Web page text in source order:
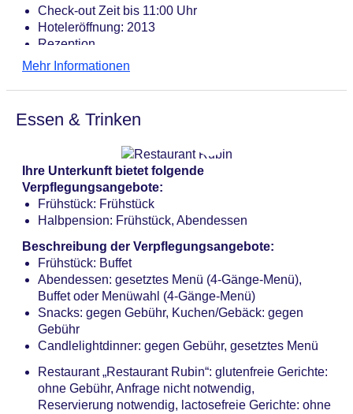
Check-out Zeit bis 11:00 Uhr
Hoteleröffnung: 2013
Rezeption
Lift
Internet: WLAN/WiFi, im gesamten Hotel (Anlage):
ohne Gebühr
Internetterminal: ohne Gebühr
Zahlungsarten: TUI Card / VISA, MasterCard,
American Express, EC Karte/Maestro
Haustiere nicht erlaubt
Parkmöglichkeiten: Parkplatz (nach Verfügbarkeit),
unbewacht: pro Tag ca. 8.00 EUR, Garage: pro
Nacht ca. 10 EUR
Tagungseinrichtungen: Konferenzräume: 3,
klimatisierte Tagungsräume, Tageslicht,
Tagungsequipment: gegen Gebühr, Coffee Breaks:
gegen Gebühr
Gebäudeanzahl: 1, Etagen: 4, Zimmer: 84
Landeskategorie: 4,5 Sterne
Mehr Informationen
Essen & Trinken
Ihre Unterkunft bietet folgende
Verpflegungsangebote:
Frühstück: Frühstück
Halbpension: Frühstück, Abendessen
Beschreibung der Verpflegungsangebote:
Frühstück: Buffet
Abendessen: gesetztes Menü (4-Gänge-Menü),
Buffet oder Menüwahl (4-Gänge-Menü)
Snacks: gegen Gebühr, Kuchen/Gebäck: gegen
Gebühr
Candlelightdinner: gegen Gebühr, gesetztes Menü
Restaurant „Restaurant Rubin“: glutenfreie Gerichte:
ohne Gebühr, Anfrage nicht notwendig,
Reservierung notwendig, lactosefreie Gerichte: ohne